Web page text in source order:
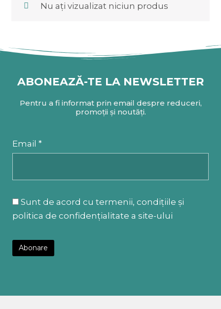
Nu ați vizualizat niciun produs
ABONEAZĂ-TE LA NEWSLETTER
Pentru a fi informat prin email despre reduceri,
promoții și noutăți.
Email *
Sunt de acord cu termenii, condițiile și
politica de confidențialitate a site-ului